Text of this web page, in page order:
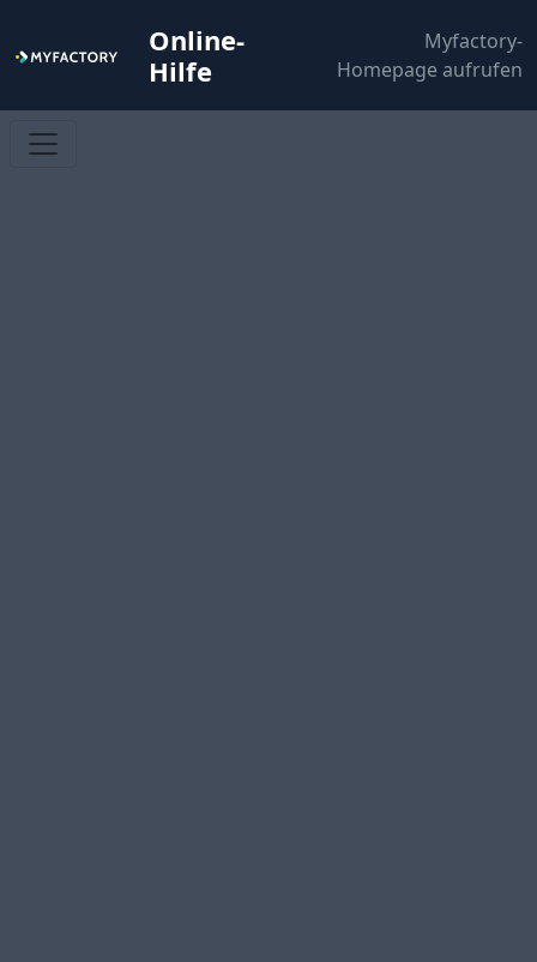
Online-
Hilfe
Myfactory-
Homepage aufrufen